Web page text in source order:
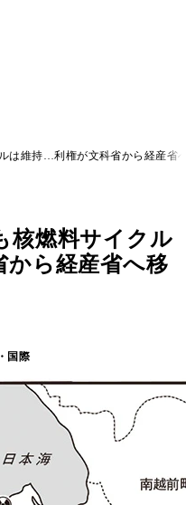
は維持…利権が文科省から経産省
核燃料サイクル
ら経産省へ移
国際